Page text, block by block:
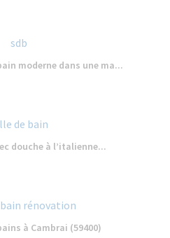
moderne dans une ma...
douche à l’italienne...
à Cambrai (59400)